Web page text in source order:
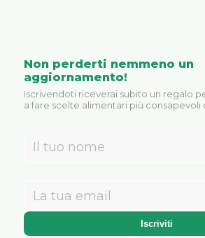
Non perderti nemmeno un
aggiornamento!
Iscrivendoti riceverai subito un regalo
a fare scelte alimentari più consapevoli